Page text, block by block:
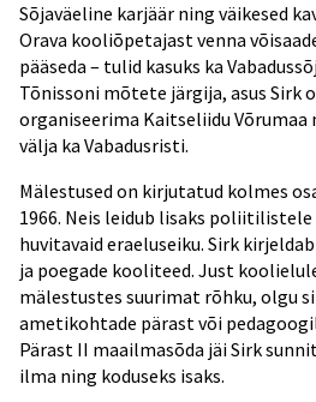
Sõjaväeline karjäär ning väikesed
Orava kooliõpetajast venna
pääseda – tulid kasuks ka
Tõnissoni mõtete järgija, asus Sirk
organiseerima Kaitseliidu
välja ka Vabadusristi.
Mälestused on kirjutatud kolmes
1966. Neis leidub lisaks
huvitavaid eraeluseiku. Sirk
ja poegade kooliteed. Just
mälestustes suurimat rõhku, olgu
ametikohtade pärast või
Pärast II maailmasõda jäi Sirk
ilma ning koduseks isaks.